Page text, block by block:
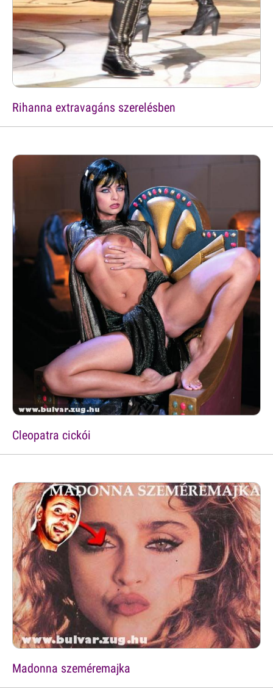
Rihanna extravagáns szerelésben
Cleopatra cickói
Madonna szeméremajka